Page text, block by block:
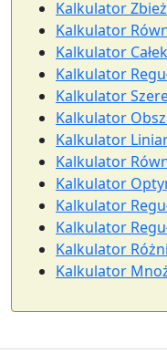
Kalkulator
Kalkulator
Kalkulator
Kalkulator
Kalkulator
Kalkulator
Kalkulator
Kalkulator
Kalkulator
Kalkulator
Kalkulator
Kalkulator
Kalkulator